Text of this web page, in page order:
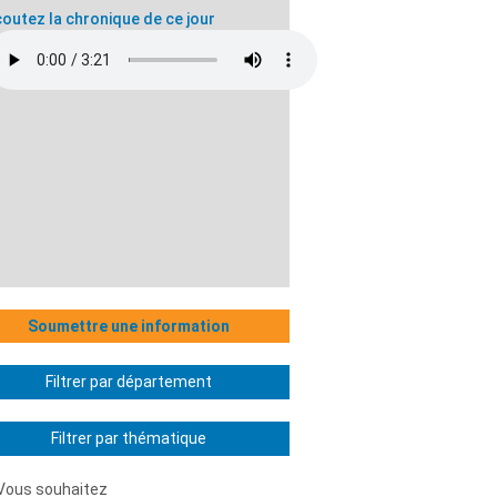
la chronique de ce jour
Soumettre une information
Filtrer par département
Filtrer par thématique
souhaitez